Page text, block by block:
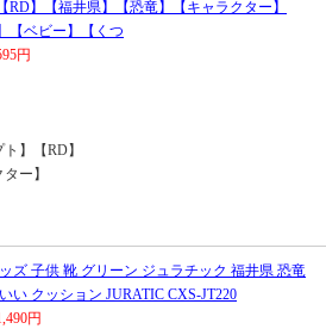
RD】【福井県】【恐竜】【キャラクター】
【ベビー】【くつ
円
】【RD】
ー】
ズ 子供 靴 グリーン ジュラチック 福井県 恐竜
い クッション JURATIC CXS-JT220
円